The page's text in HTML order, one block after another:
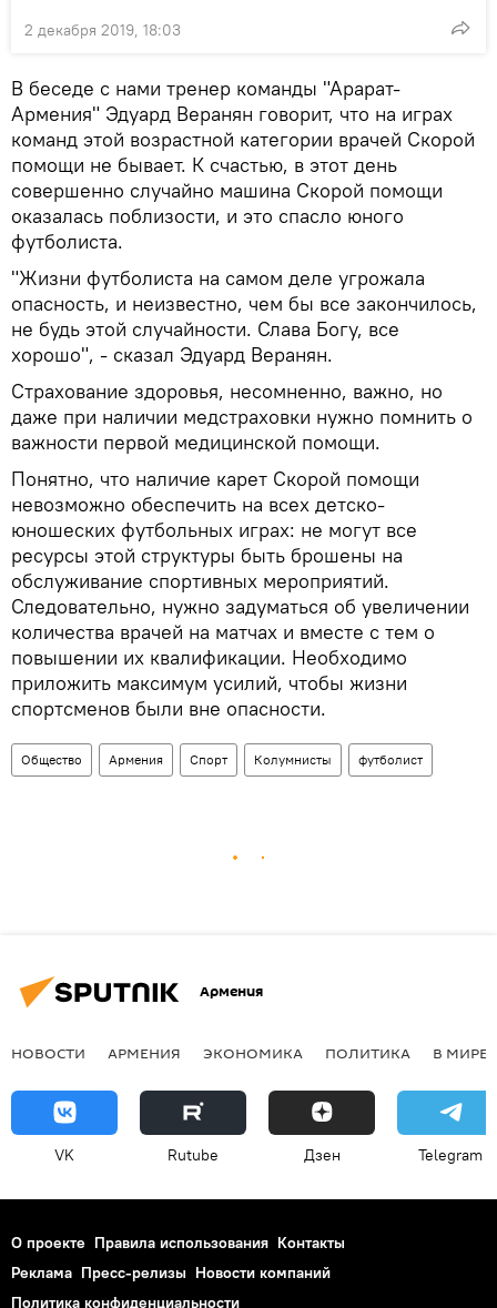
2 декабря 2019, 18:03
В беседе с нами тренер команды "Арарат-
Армения" Эдуард Веранян говорит, что на играх
команд этой возрастной категории врачей Скорой
помощи не бывает. К счастью, в этот день
совершенно случайно машина Скорой помощи
оказалась поблизости, и это спасло юного
футболиста.
"Жизни футболиста на самом деле угрожала
опасность, и неизвестно, чем бы все закончилось,
не будь этой случайности. Слава Богу, все
хорошо", - сказал Эдуард Веранян.
Страхование здоровья, несомненно, важно, но
даже при наличии медстраховки нужно помнить о
важности первой медицинской помощи.
Понятно, что наличие карет Скорой помощи
невозможно обеспечить на всех детско-
юношеских футбольных играх: не могут все
ресурсы этой структуры быть брошены на
обслуживание спортивных мероприятий.
Следовательно, нужно задуматься об увеличении
количества врачей на матчах и вместе с тем о
повышении их квалификации. Необходимо
приложить максимум усилий, чтобы жизни
спортсменов были вне опасности.
Общество Армения Спорт Колумнисты футболист
Армения
НОВОСТИ АРМЕНИЯ ЭКОНОМИКА ПОЛИТИКА В МИРЕ
VK Rutube Дзен Telegram
О проекте Правила использования Контакты
Реклама Пресс-релизы Новости компаний
Политика конфиденциальности